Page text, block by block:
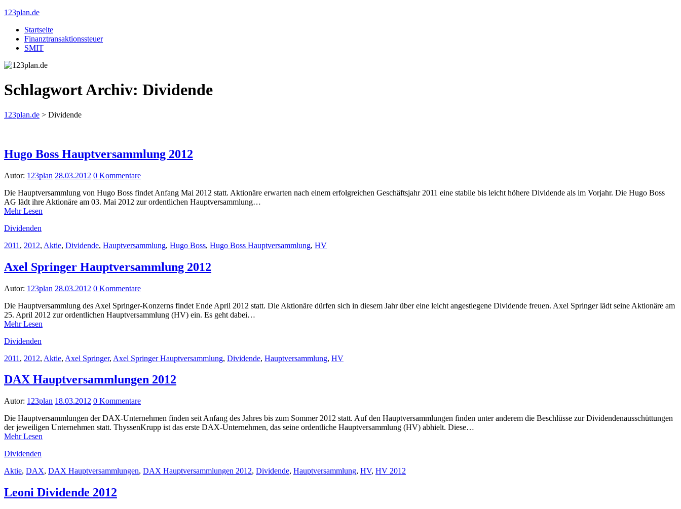
123plan.de
Startseite
Finanztransaktionssteuer
SMIT
Schlagwort Archiv: Dividende
123plan.de > Dividende
Hugo Boss Hauptversammlung 2012
Autor: 123plan 28.03.2012 0 Kommentare
Die Hauptversammlung von Hugo Boss findet Anfang Mai 2012 statt. Aktionäre erwarten nach einem erfolgreichen Geschäftsjahr 2011 eine stabile bis leicht höhere Dividende als im Vorjahr. Die Hugo Boss
AG lädt ihre Aktionäre am 03. Mai 2012 zur ordentlichen Hauptversammlung…
Mehr Lesen
Dividenden
2011 , 2012, Aktie, Dividende, Hauptversammlung, Hugo Boss, Hugo Boss Hauptversammlung, HV
Axel Springer Hauptversammlung 2012
Autor: 123plan 28.03.2012 0 Kommentare
Die Hauptversammlung des Axel Springer-Konzerns findet Ende April 2012 statt. Die Aktionäre dürfen sich in diesem Jahr über eine leicht angestiegene Dividende freuen. Axel Springer lädt seine Aktionäre am
25. April 2012 zur ordentlichen Hauptversammlung (HV) ein. Es geht dabei…
Mehr Lesen
Dividenden
2011 , 2012, Aktie, Axel Springer, Axel Springer Hauptversammlung, Dividende, Hauptversammlung, HV
DAX Hauptversammlungen 2012
Autor: 123plan 18.03.2012 0 Kommentare
Die Hauptversammlungen der DAX-Unternehmen finden seit Anfang des Jahres bis zum Sommer 2012 statt. Auf den Hauptversammlungen finden unter anderem die Beschlüsse zur Dividendenausschüttungen
der jeweiligen Unternehmen statt. ThyssenKrupp ist das erste DAX-Unternehmen, das seine ordentliche Hauptversammlung (HV) abhielt. Diese…
Mehr Lesen
Dividenden
Aktie, DAX, DAX Hauptversammlungen, DAX Hauptversammlungen 2012, Dividende, Hauptversammlung, HV, HV 2012
Leoni Dividende 2012